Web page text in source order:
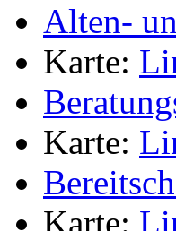
Alten-
Karte:
Karte:
Karte: